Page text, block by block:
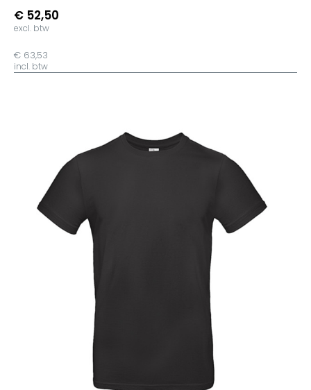
€ 52,50
excl. btw
€ 63,53
incl. btw